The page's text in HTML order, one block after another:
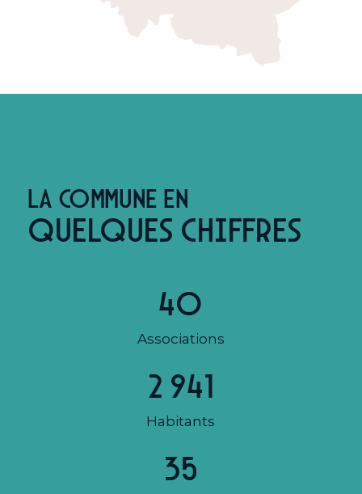
La commune en
quelques chiffres
40
Associations
2 941
Habitants
35